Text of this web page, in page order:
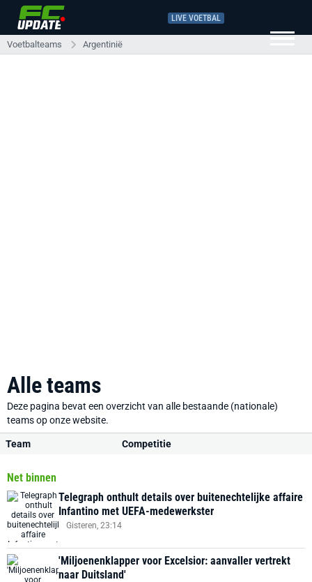
LIVE VOETBAL
Voetbalteams Argentinië
Alle teams
Deze pagina bevat een overzicht van alle bestaande (nationale)
teams op onze website.
Team Competitie
Net binnen
Telegraph onthult details over buitenechtelijke affaire
Infantino met UEFA-medewerkster
Gisteren, 23:14
'Miljoenenklapper voor Excelsior: aanvaller vertrekt
naar Duitsland'